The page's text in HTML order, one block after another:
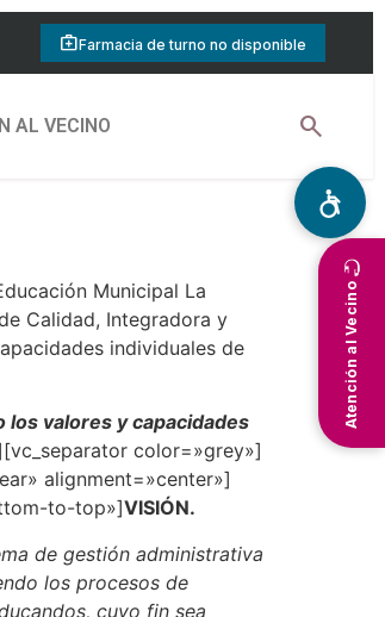
medical_servicesFarmacia de turno no disponible
AL VECINO search
Municipal La
Calidad, Integradora y
individuales de
valores y capacidades
color=»grey»]
alignment=»center»]
to-top»]VISIÓN.
de gestión administrativa
los procesos de
cuyo fin sea
Atención al Vecino